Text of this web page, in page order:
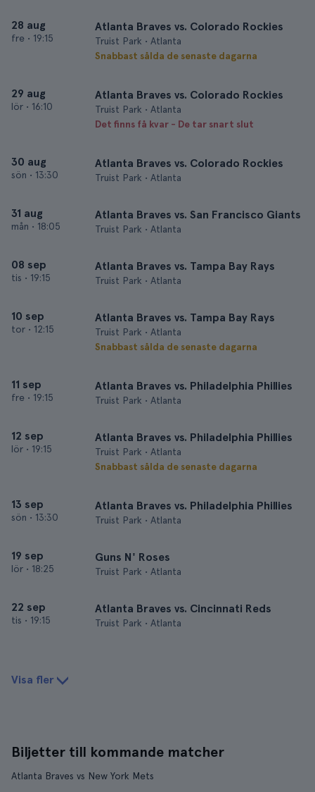
28 aug
fre • 19:15
Atlanta Braves vs. Colorado Rockies
Truist Park • Atlanta
Snabbast sålda de senaste dagarna
29 aug
lör • 16:10
Atlanta Braves vs. Colorado Rockies
Truist Park • Atlanta
Det finns få kvar - De tar snart slut
30 aug
sön • 13:30
Atlanta Braves vs. Colorado Rockies
Truist Park • Atlanta
31 aug
mån • 18:05
Atlanta Braves vs. San Francisco Giants
Truist Park • Atlanta
08 sep
tis • 19:15
Atlanta Braves vs. Tampa Bay Rays
Truist Park • Atlanta
10 sep
tor • 12:15
Atlanta Braves vs. Tampa Bay Rays
Truist Park • Atlanta
Snabbast sålda de senaste dagarna
11 sep
fre • 19:15
Atlanta Braves vs. Philadelphia Phillies
Truist Park • Atlanta
12 sep
lör • 19:15
Atlanta Braves vs. Philadelphia Phillies
Truist Park • Atlanta
Snabbast sålda de senaste dagarna
13 sep
sön • 13:30
Atlanta Braves vs. Philadelphia Phillies
Truist Park • Atlanta
19 sep
lör • 18:25
Guns N' Roses
Truist Park • Atlanta
22 sep
tis • 19:15
Atlanta Braves vs. Cincinnati Reds
Truist Park • Atlanta
Visa fler
Biljetter till kommande matcher
Atlanta Braves vs New York Mets